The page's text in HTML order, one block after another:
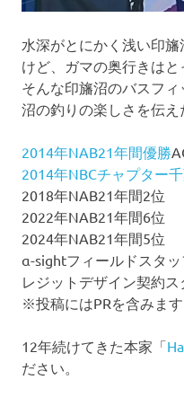
水深がとにかく浅い印旛
けど、ガマの奥行きはと
そんな印旛沼のバスフ
沼の釣りの楽しさを伝え
2014年NAB21年間優勝
2014年NBCチャプター
2018年NAB21年間2位
2022年NAB21年間6位
2024年NAB21年間5位
α-sightフィールドスタッ
レジットデザイン契約ス
※投稿にはPRを含みます
12年続けてきた本家「
ださい。